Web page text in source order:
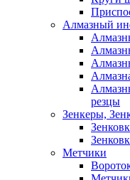
Алмазный
резцы
Зенкеры,
Метчики